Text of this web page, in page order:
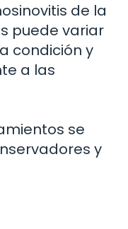
de la
puede variar
condición y
a las
se
y